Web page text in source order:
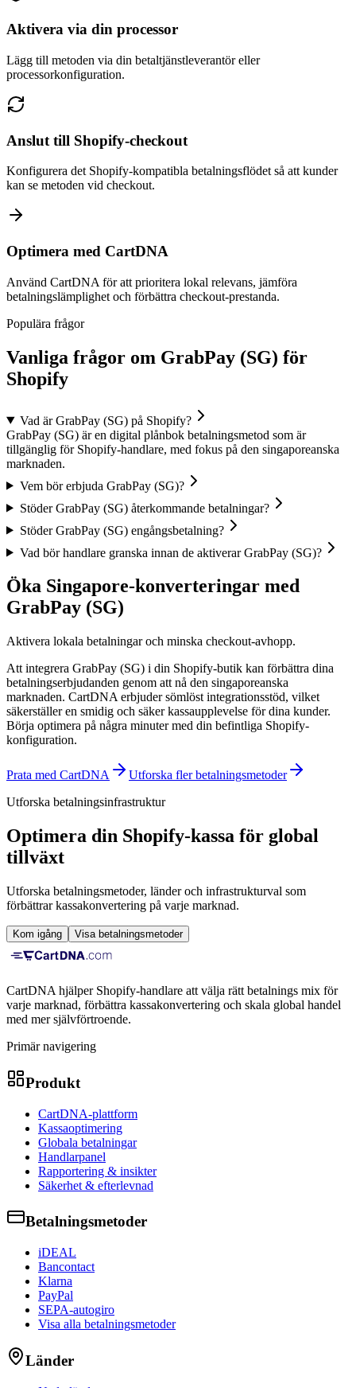
Aktivera via din processor
Lägg till metoden via din betaltjänstleverantör eller
processorkonfiguration.
Anslut till Shopify-checkout
Konfigurera det Shopify-kompatibla betalningsflödet så att kunder
kan se metoden vid checkout.
Optimera med CartDNA
Använd CartDNA för att prioritera lokal relevans, jämföra
betalningslämplighet och förbättra checkout-prestanda.
Populära frågor
Vanliga frågor om GrabPay (SG) för
Shopify
Vad är GrabPay (SG) på Shopify?
GrabPay (SG) är en digital plånbok betalningsmetod som är
tillgänglig för Shopify-handlare, med fokus på den singaporeanska
marknaden.
Vem bör erbjuda GrabPay (SG)?
Stöder GrabPay (SG) återkommande betalningar?
Stöder GrabPay (SG) engångsbetalning?
Vad bör handlare granska innan de aktiverar GrabPay (SG)?
Öka Singapore-konverteringar med
GrabPay (SG)
Aktivera lokala betalningar och minska checkout-avhopp.
Att integrera GrabPay (SG) i din Shopify-butik kan förbättra dina
betalningserbjudanden genom att nå den singaporeanska
marknaden. CartDNA erbjuder sömlöst integrationsstöd, vilket
säkerställer en smidig och säker kassaupplevelse för dina kunder.
Börja optimera på några minuter med din befintliga Shopify-
konfiguration.
Prata med CartDNA
Utforska fler betalningsmetoder
Utforska betalningsinfrastruktur
Optimera din Shopify-kassa för global
tillväxt
Utforska betalningsmetoder, länder och infrastrukturval som
förbättrar kassakonvertering på varje marknad.
Kom igång Visa betalningsmetoder
CartDNA hjälper Shopify-handlare att välja rätt betalnings mix för
varje marknad, förbättra kassakonvertering och skala global handel
med mer självförtroende.
Primär navigering
Produkt
CartDNA-plattform
Kassaoptimering
Globala betalningar
Handlarpanel
Rapportering & insikter
Säkerhet & efterlevnad
Betalningsmetoder
iDEAL
Bancontact
Klarna
PayPal
SEPA-autogiro
Visa alla betalningsmetoder
Länder